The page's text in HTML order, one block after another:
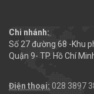
Chi nhánh:
Số 27 đường 68 -Khu
Quận 9- TP. Hồ Chí
Điện thoại: 028 3897